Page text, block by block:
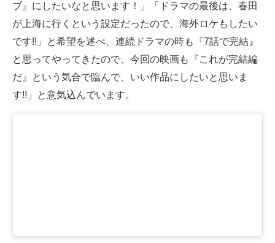
ブ』にしたいなと思います！」「ドラマの最後は、春田
が上海に行くという設定だったので、海外ロケもしたい
です!!」と希望を述べ、連続ドラマの時も『7話で完結』
と思ってやってきたので、今回の映画も『これが完結編
だ』という気合で臨んで、いい作品にしたいと思いま
す!!」と意気込んでいます。